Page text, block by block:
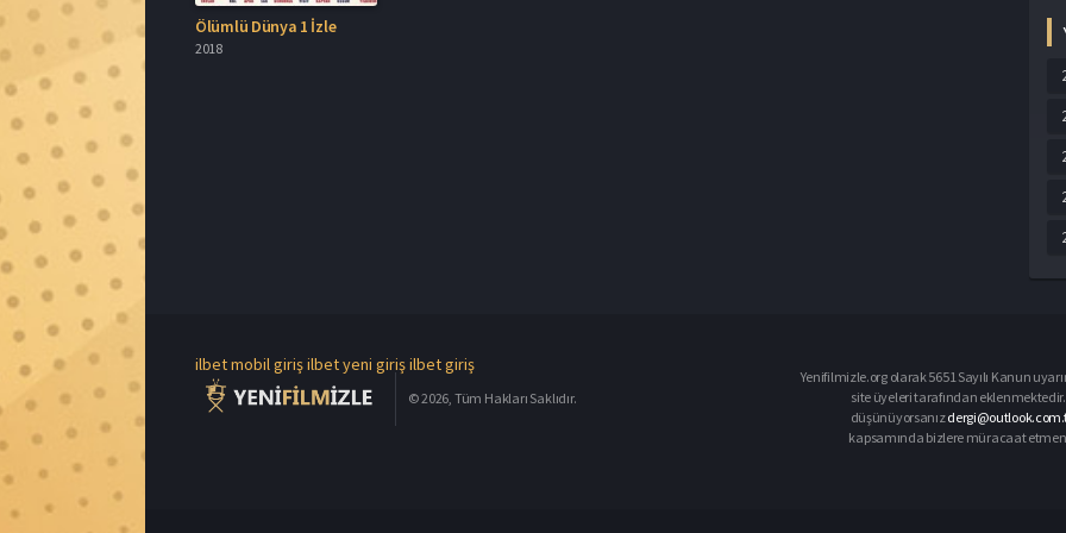
Ölümlü Dünya 1 İzle
2018
ilbet mobil girişilbet yeni girişilbet giriş
© 2026, Tüm Hakları Saklıdır.
Yenifilmizle.org olarak 5651 Sayılı Kanun
site üyeleri tarafından
düşünüyorsanız
kapsamında bizlere müracaat